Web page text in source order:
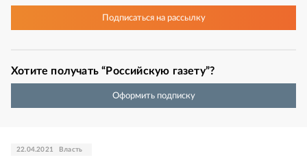
Подписатьсяна рассылку
Хотите получать “Российскую газету”?
Оформить подписку
22.04.2021 Власть